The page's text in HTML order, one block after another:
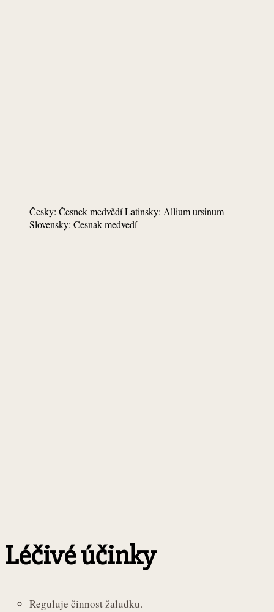
Česky: Česnek medvědí Latinsky: Allium ursinum
Slovensky: Cesnak medvedí
Léčivé účinky
Reguluje činnost žaludku.